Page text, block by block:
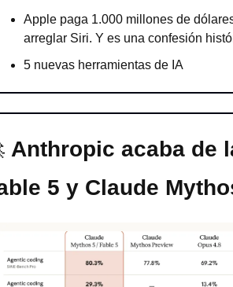
Apple paga 1.000 millones de
arreglar Siri. Y es una confesión
5 nuevas herramientas de IA
Anthropic acaba de
5 y Claude